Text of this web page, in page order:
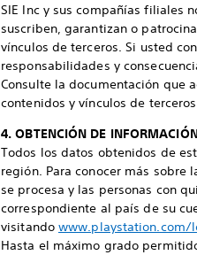
SIE Inc y sus compañías filiales
suscriben, garantizan o
vínculos de terceros. Si usted
responsabilidades y
Consulte la documentación que
contenidos y vínculos de
4. OBTENCIÓN DE
Todos los datos obtenidos de
región. Para conocer más
se procesa y las personas con
correspondiente al país de su
visitando
Hasta el máximo grado